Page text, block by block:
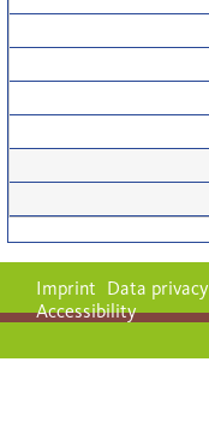
Imprint Data privacy
Accessibility